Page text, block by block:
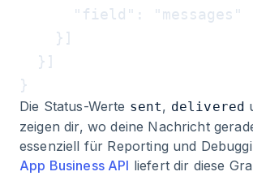
      "field": "messages"
    }]
  }]
Die Status-Werte sent, delivered
zeigen dir, wo deine Nachricht
essenziell für Reporting und
App Business API liefert dir diese